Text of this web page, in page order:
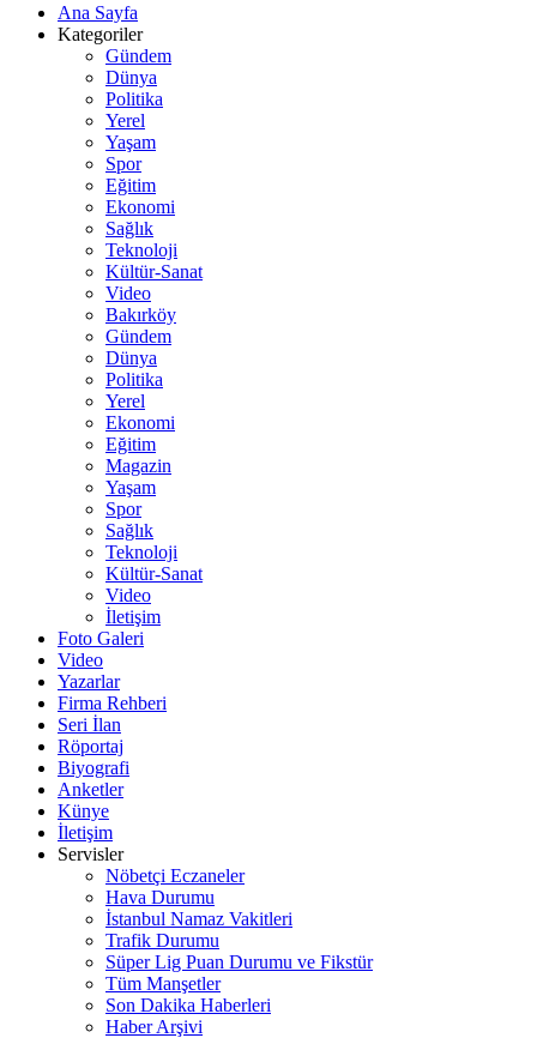
Ana Sayfa
Kategoriler
Gündem
Dünya
Politika
Yerel
Yaşam
Spor
Eğitim
Ekonomi
Sağlık
Teknoloji
Kültür-Sanat
Video
Bakırköy
Gündem
Dünya
Politika
Yerel
Ekonomi
Eğitim
Magazin
Yaşam
Spor
Sağlık
Teknoloji
Kültür-Sanat
Video
İletişim
Foto Galeri
Video
Yazarlar
Firma Rehberi
Seri İlan
Röportaj
Biyografi
Anketler
Künye
İletişim
Servisler
Nöbetçi Eczaneler
Hava Durumu
İstanbul Namaz Vakitleri
Trafik Durumu
Süper Lig Puan Durumu ve Fikstür
Tüm Manşetler
Son Dakika Haberleri
Haber Arşivi